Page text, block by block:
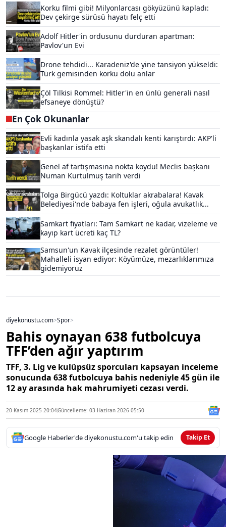
Korku filmi gibi! Milyonlarcası gökyüzünü kapladı:
Dev çekirge sürüsü hayatı felç etti
Adolf Hitler'in ordusunu durduran apartman:
Pavlov'un Evi
Drone tehdidi... Karadeniz'de yine tansiyon yükseldi:
Türk gemisinden korku dolu anlar
Çöl Tilkisi Rommel: Hitler'in en ünlü generali nasıl
efsaneye dönüştü?
En Çok Okunanlar
Evli kadınla yasak aşk skandalı kenti karıştırdı: AKP'li
başkanlar istifa etti
Genel af tartışmasına nokta koydu! Meclis başkanı
Numan Kurtulmuş tarih verdi
Tolga Birgücü yazdı: Koltuklar akrabalara! Kavak
Belediyesi'nde babaya fen işleri, oğula avukatlık...
Samkart fiyatları: Tam Samkart ne kadar, vizeleme ve
kayıp kart ücreti kaç TL?
Samsun'un Kavak ilçesinde rezalet görüntüler!
Mahalleli isyan ediyor: Köyümüze, mezarlıklarımıza
gidemiyoruz
diyekonustu.com>Spor>
Bahis oynayan 638 futbolcuya
TFF’den ağır yaptırım
TFF, 3. Lig ve kulüpsüz sporcuları kapsayan inceleme
sonucunda 638 futbolcuya bahis nedeniyle 45 gün ile
12 ay arasında hak mahrumiyeti cezası verdi.
20 Kasım 2025 20:04Güncelleme: 03 Haziran 2026 05:50
Google Haberler'de diyekonustu.com'u takip edin Takip Et